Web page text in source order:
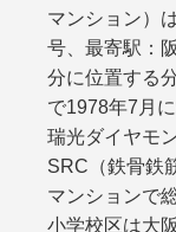
マンション）
号、最寄駅：
分に位置する
で1978年7月
瑞光ダイヤモ
SRC（鉄骨鉄
マンションで
小学校区は大